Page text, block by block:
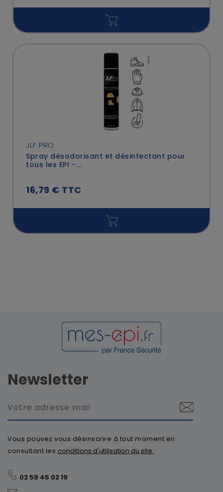
JLF PRO
Spray désodorisant et désinfectant pour
tous les EPI -...
16,79 € TTC
Newsletter
Vous pouvez vous désinscrire à tout moment en
consultant les conditions d'utilisation du site.
02 59 45 02 19